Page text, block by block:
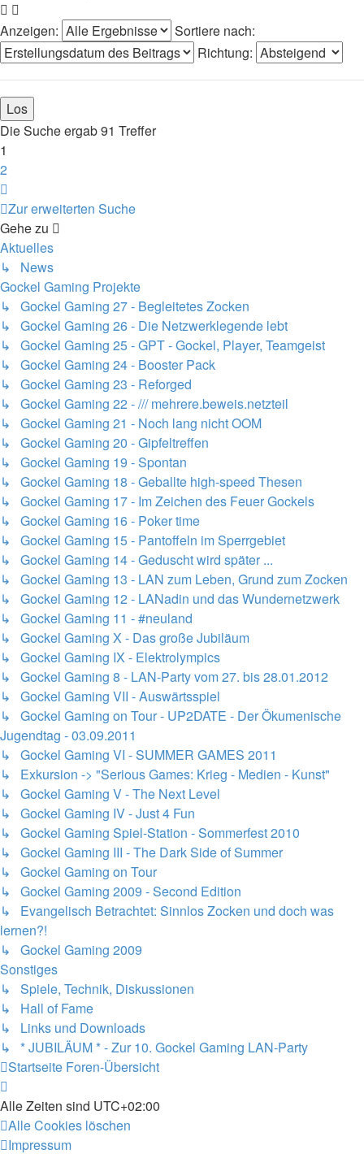
Anzeigen:
Sortiere nach:
Richtung:
Die Suche ergab 91 Treffer
1
2
Zur erweiterten Suche
Gehe zu
Aktuelles
↳ News
Gockel Gaming Projekte
↳ Gockel Gaming 27 - Begleitetes Zocken
↳ Gockel Gaming 26 - Die Netzwerklegende lebt
↳ Gockel Gaming 25 - GPT - Gockel, Player, Teamgeist
↳ Gockel Gaming 24 - Booster Pack
↳ Gockel Gaming 23 - Reforged
↳ Gockel Gaming 22 - /// mehrere.beweis.netzteil
↳ Gockel Gaming 21 - Noch lang nicht OOM
↳ Gockel Gaming 20 - Gipfeltreffen
↳ Gockel Gaming 19 - Spontan
↳ Gockel Gaming 18 - Geballte high-speed Thesen
↳ Gockel Gaming 17 - Im Zeichen des Feuer Gockels
↳ Gockel Gaming 16 - Poker time
↳ Gockel Gaming 15 - Pantoffeln im Sperrgebiet
↳ Gockel Gaming 14 - Geduscht wird später ...
↳ Gockel Gaming 13 - LAN zum Leben, Grund zum Zocken
↳ Gockel Gaming 12 - LANadin und das Wundernetzwerk
↳ Gockel Gaming 11 - #neuland
↳ Gockel Gaming X - Das große Jubiläum
↳ Gockel Gaming IX - Elektrolympics
↳ Gockel Gaming 8 - LAN-Party vom 27. bis 28.01.2012
↳ Gockel Gaming VII - Auswärtsspiel
↳ Gockel Gaming on Tour - UP2DATE - Der Ökumenische
Jugendtag - 03.09.2011
↳ Gockel Gaming VI - SUMMER GAMES 2011
↳ Exkursion -> "Serious Games: Krieg - Medien - Kunst"
↳ Gockel Gaming V - The Next Level
↳ Gockel Gaming IV - Just 4 Fun
↳ Gockel Gaming Spiel-Station - Sommerfest 2010
↳ Gockel Gaming III - The Dark Side of Summer
↳ Gockel Gaming on Tour
↳ Gockel Gaming 2009 - Second Edition
↳ Evangelisch Betrachtet: Sinnlos Zocken und doch was
lernen?!
↳ Gockel Gaming 2009
Sonstiges
↳ Spiele, Technik, Diskussionen
↳ Hall of Fame
↳ Links und Downloads
↳ * JUBILÄUM * - Zur 10. Gockel Gaming LAN-Party
Startseite Foren-Übersicht
Alle Zeiten sind UTC+02:00
Alle Cookies löschen
Impressum